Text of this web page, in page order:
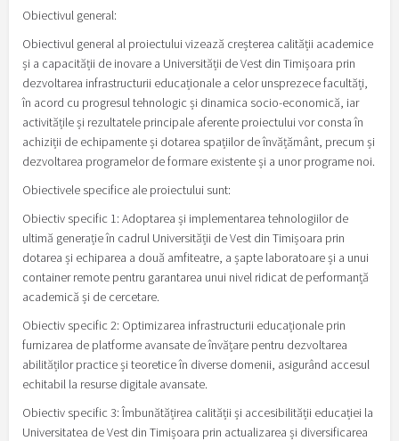
Obiectivul general:
Obiectivul general al proiectului vizează creșterea calității academice
și a capacității de inovare a Universității de Vest din Timișoara prin
dezvoltarea infrastructurii educaționale a celor unsprezece facultăți,
în acord cu progresul tehnologic și dinamica socio-economică, iar
activitățile și rezultatele principale aferente proiectului vor consta în
achiziții de echipamente și dotarea spațiilor de învățământ, precum și
dezvoltarea programelor de formare existente și a unor programe noi.
Obiectivele specifice ale proiectului sunt:
Obiectiv specific 1: Adoptarea și implementarea tehnologiilor de
ultimă generație în cadrul Universității de Vest din Timișoara prin
dotarea și echiparea a două amfiteatre, a șapte laboratoare și a unui
container remote pentru garantarea unui nivel ridicat de performanță
academică și de cercetare.
Obiectiv specific 2: Optimizarea infrastructurii educaționale prin
furnizarea de platforme avansate de învățare pentru dezvoltarea
abilităților practice și teoretice în diverse domenii, asigurând accesul
echitabil la resurse digitale avansate.
Obiectiv specific 3: Îmbunătățirea calității și accesibilității educației la
Universitatea de Vest din Timișoara prin actualizarea și diversificarea